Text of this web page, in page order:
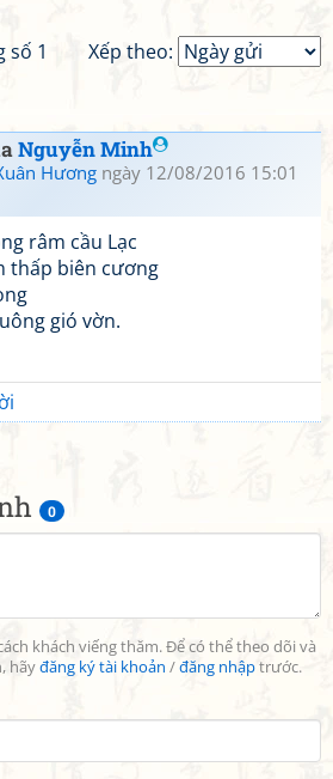
0
khách viếng thăm. Để có thể theo dõi và
hãyđăng ký tài khoản /đăng nhậptrước.
Xếp theo:
số 1
Nguyễn Minh
Hương ngày 12/08/2016 15:01
râm cầu Lạc
thấp biên cương
gió vờn.